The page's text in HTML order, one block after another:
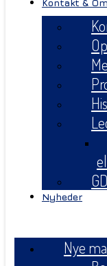
Kontakt & Om
Nyheder
Nye